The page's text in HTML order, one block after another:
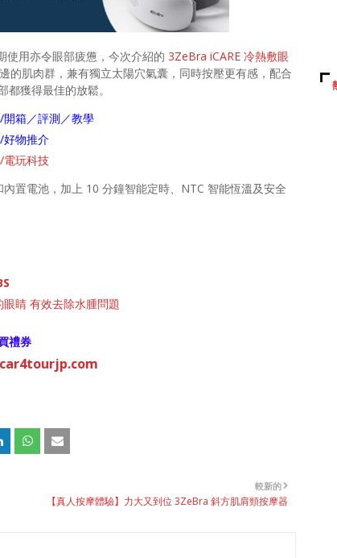
使用亦令眼部疲憊，今次介紹的 3ZeBra iCARE 冷熱敷眼
的肌肉群，兼有獨立太陽穴氣囊，同時按壓更有感，配合
獲得最佳的放鬆。
箱／評測／教學
物推介
玩科技
置電池，加上 10 分鐘智能定時、NTC 智能恆溫及安全
眼睛 有效去除水腫問題
禮券
car4tourjp.com
較新的
【真人按摩體驗】力大又到位 3ZeBra 斜方肌肩頸按摩器